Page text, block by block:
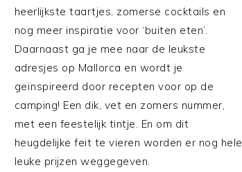
heerlijkste taartjes, zomerse cocktails en
nog meer inspiratie voor ‘buiten eten’.
Daarnaast ga je mee naar de leukste
adresjes op Mallorca en wordt je
geïnspireerd door recepten voor op de
camping! Een dik, vet en zomers nummer,
met een feestelijk tintje. En om dit
heugdelijke feit te vieren worden er nog hele
leuke prijzen weggegeven.